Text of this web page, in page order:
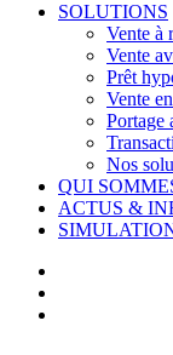
SOLUTIONS
Vente à
Vente
Prêt
Vente
Portage
Nos
QUI
ACTUS &